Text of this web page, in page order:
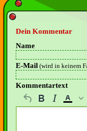
Dein Kommentar
Name
E-Mail (wird in keinem
Kommentartext